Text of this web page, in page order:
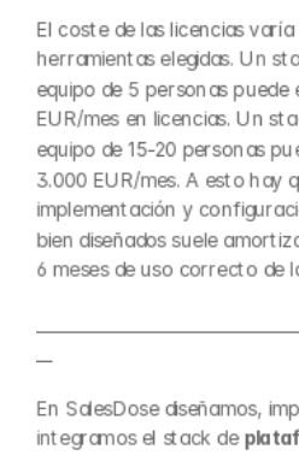
El coste de las licencias
herramientas elegidas. Un
equipo de 5 personas
EUR/mes en licencias. Un
equipo de 15-20 personas
3.000 EUR/mes. A esto hay
implementación y
bien diseñados suele
6 meses de uso correcto de
__
En SalesDose diseñamos,
integramos el stack de